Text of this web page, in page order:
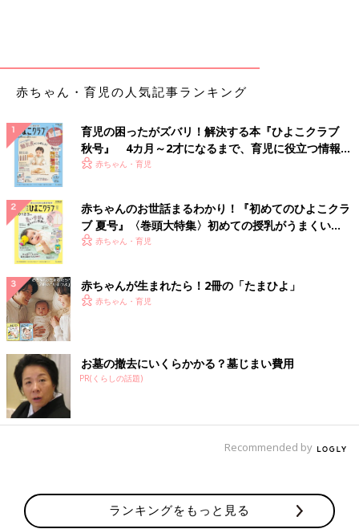
赤ちゃん・育児の人気記事ランキング
育児の困ったがズバリ！解決する本『ひよこクラブ
秋号』 4カ月～2才になるまで、育児に役立つ情報が
いっぱい！
赤ちゃん・育児
赤ちゃんのお世話まるわかり！『初めてのひよこクラ
ブ 夏号』〈巻頭大特集〉初めての授乳がうまくい
く！ おっぱい・ミルクの基本と夏のトラブル 解決テ
赤ちゃん・育児
赤ちゃんが生まれたら！2冊の「たまひよ」
赤ちゃん・育児
お墓の撤去にいくらかかる？墓じまい費用
PR(くらしの話題)
Recommended by
ランキングをもっと見る